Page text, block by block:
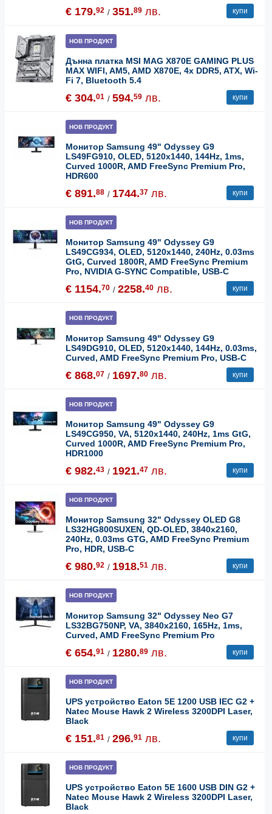
€ 179.92 / 351.89 лв. купи
НОВ ПРОДУКТ
Дънна платка MSI MAG X870E GAMING PLUS
MAX WIFI, AM5, AMD X870E, 4x DDR5, ATX, Wi-
Fi 7, Bluetooth 5.4
€ 304.01 / 594.59 лв. купи
НОВ ПРОДУКТ
Монитор Samsung 49" Odyssey G9
LS49FG910, OLED, 5120x1440, 144Hz, 1ms,
Curved 1000R, AMD FreeSync Premium Pro,
HDR600
€ 891.88 / 1744.37 лв. купи
НОВ ПРОДУКТ
Монитор Samsung 49" Odyssey G9
LS49CG934, OLED, 5120x1440, 240Hz, 0.03ms
GtG, Curved 1800R, AMD FreeSync Premium
Pro, NVIDIA G-SYNC Compatible, USB-C
€ 1154.70 / 2258.40 лв. купи
НОВ ПРОДУКТ
Монитор Samsung 49" Odyssey G9
LS49DG910, OLED, 5120x1440, 144Hz, 0.03ms,
Curved, AMD FreeSync Premium Pro, USB-C
€ 868.07 / 1697.80 лв. купи
НОВ ПРОДУКТ
Монитор Samsung 49" Odyssey G9
LS49CG950, VA, 5120x1440, 240Hz, 1ms GtG,
Curved 1000R, AMD FreeSync Premium Pro,
HDR1000
€ 982.43 / 1921.47 лв. купи
НОВ ПРОДУКТ
Монитор Samsung 32" Odyssey OLED G8
LS32HG800SUXEN, QD-OLED, 3840x2160,
240Hz, 0.03ms GTG, AMD FreeSync Premium
Pro, HDR, USB-C
€ 980.92 / 1918.51 лв. купи
НОВ ПРОДУКТ
Монитор Samsung 32" Odyssey Neo G7
LS32BG750NP, VA, 3840x2160, 165Hz, 1ms,
Curved, AMD FreeSync Premium Pro
€ 654.91 / 1280.89 лв. купи
НОВ ПРОДУКТ
UPS устройство Eaton 5E 1200 USB IEC G2 +
Natec Mouse Hawk 2 Wireless 3200DPI Laser,
Black
€ 151.81 / 296.91 лв. купи
НОВ ПРОДУКТ
UPS устройство Eaton 5E 1600 USB DIN G2 +
Natec Mouse Hawk 2 Wireless 3200DPI Laser,
Black